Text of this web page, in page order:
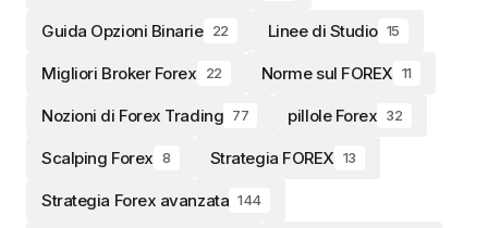
Guida Opzioni Binarie 22 Linee di Studio 15
Migliori Broker Forex 22 Norme sul FOREX 11
Nozioni di Forex Trading 77 pillole Forex 32
Scalping Forex 8 Strategia FOREX 13
Strategia Forex avanzata 144